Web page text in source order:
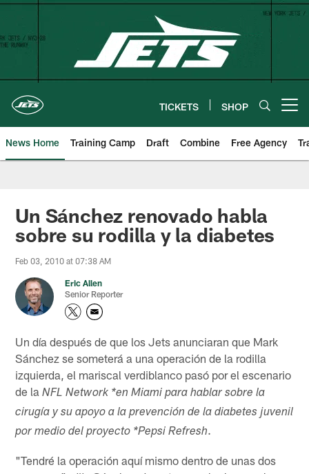
Skip
content
TICKETS SHOP
News Home Training Camp Draft Combine Free Agency
Un Sánchez renovado habla
sobre su rodilla y la diabetes
Feb 03, 2010 at 07:38 AM
Eric Allen
Senior Reporter
Un día después de que los Jets anunciaran que Mark
Sánchez se someterá a una operación de la rodilla
izquierda, el mariscal verdiblanco pasó por el escenario
de laNFL Network *en Miami para hablar sobre la
cirugía y su apoyo a la prevención de la diabetes juvenil
por medio del proyecto *Pepsi Refresh.
"Tendré la operación aquí mismo dentro de unas dos